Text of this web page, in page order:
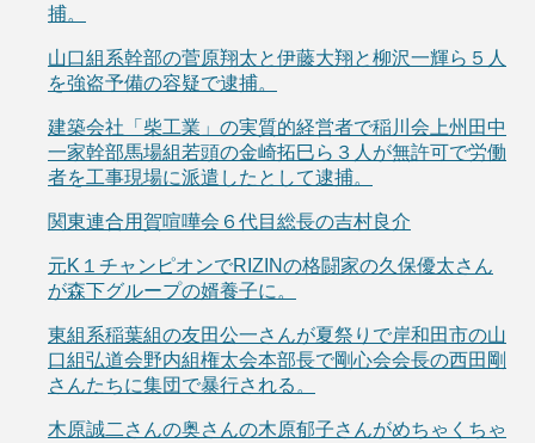
捕。
山口組系幹部の菅原翔太と伊藤大翔と柳沢一輝ら５人
を強盗予備の容疑で逮捕。
建築会社「柴工業」の実質的経営者で稲川会上州田中
一家幹部馬場組若頭の金崎拓巳ら３人が無許可で労働
者を工事現場に派遣したとして逮捕。
関東連合用賀喧嘩会６代目総長の吉村良介
元K１チャンピオンでRIZINの格闘家の久保優太さん
が森下グループの婿養子に。
東組系稲葉組の友田公一さんが夏祭りで岸和田市の山
口組弘道会野内組権太会本部長で剛心会会長の西田剛
さんたちに集団で暴行される。
木原誠二さんの奥さんの木原郁子さんがめちゃくちゃ